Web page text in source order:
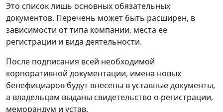
Это список лишь основных обязательных
документов. Перечень может быть расширен, в
зависимости от типа компании, места ее
регистрации и вида деятельности.
После подписания всей необходимой
корпоративной документации, имена новых
бенефициаров будут внесены в уставные документы,
а владельцам выданы свидетельство о регистрации,
меморандум и устав.